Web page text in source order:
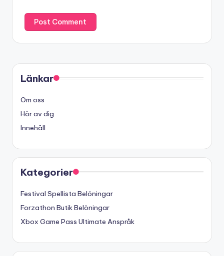
Länkar
Om oss
Hör av dig
Innehåll
Kategorier
Festival Spellista Belöningar
Forzathon Butik Belöningar
Xbox Game Pass Ultimate Anspråk